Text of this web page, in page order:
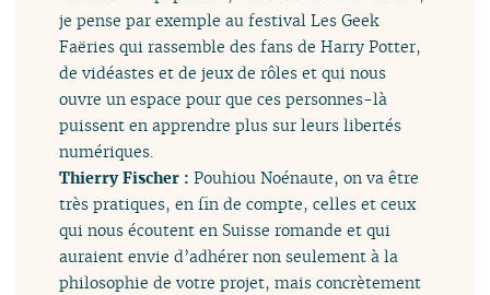
je pense par exemple au festival Les Geek
Faëries qui rassemble des fans de Harry Potter,
de vidéastes et de jeux de rôles et qui nous
ouvre un espace pour que ces personnes-là
puissent en apprendre plus sur leurs libertés
numériques.
Thierry Fischer :Pouhiou Noénaute, on va être
très pratiques, en fin de compte, celles et ceux
qui nous écoutent en Suisse romande et qui
auraient envie d’adhérer non seulement à la
philosophie de votre projet, mais concrètement